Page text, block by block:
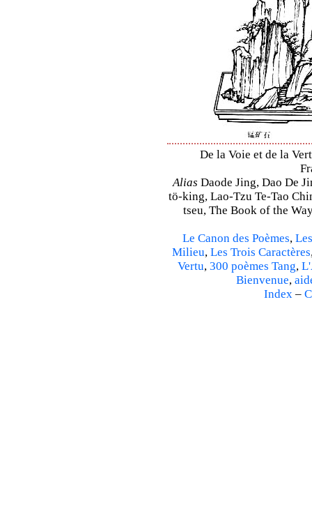
De la Voie et de la
Alias Daode Jing, Dao De
tö-king, Lao-Tzu Te-Tao
tseu, The Book of the
Le Canon des Poèmes,
Milieu, Les Trois Caractères
Vertu, 300 poèmes Tang,
Bienvenue,
Index –